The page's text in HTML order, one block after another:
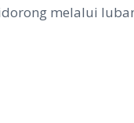
melalui